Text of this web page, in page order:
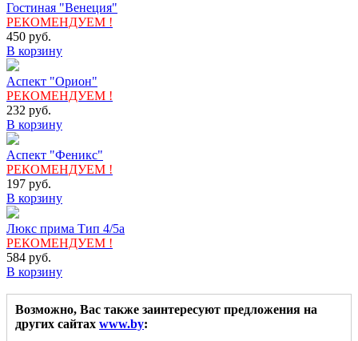
Гостиная "Венеция"
РЕКОМЕНДУЕМ !
450 руб.
В корзину
Аспект "Орион"
РЕКОМЕНДУЕМ !
232 руб.
В корзину
Аспект "Феникс"
РЕКОМЕНДУЕМ !
197 руб.
В корзину
Люкс прима Тип 4/5а
РЕКОМЕНДУЕМ !
584 руб.
В корзину
Возможно, Вас также заинтересуют предложения на
других сайтах www.by: